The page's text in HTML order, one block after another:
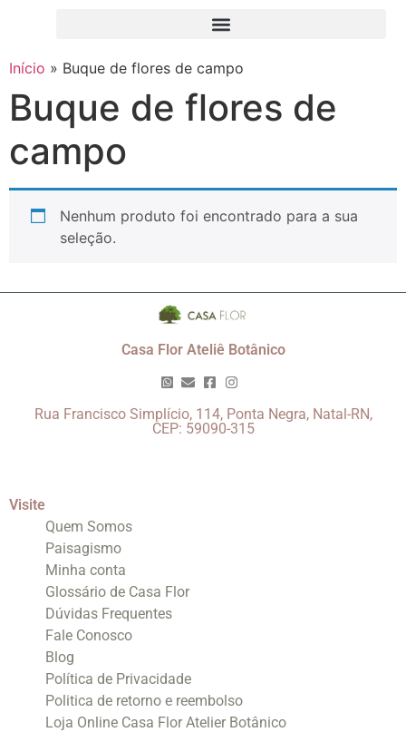
Início » Buque de flores de campo
Buque de flores de
campo
Nenhum produto foi encontrado para a sua
seleção.
Casa Flor Ateliê Botânico
Rua Francisco Simplício, 114, Ponta Negra, Natal-RN,
CEP: 59090-315
Visite
Quem Somos
Paisagismo
Minha conta
Glossário de Casa Flor
Dúvidas Frequentes
Fale Conosco
Blog
Política de Privacidade
Politica de retorno e reembolso
Loja Online Casa Flor Atelier Botânico